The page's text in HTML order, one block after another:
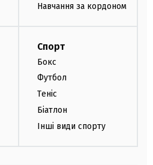
Навчання за кордоном
Спорт
Бокс
Футбол
Теніс
Біатлон
Інші види спорту